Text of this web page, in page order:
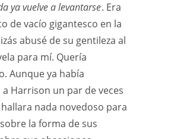
ya vuelve a levantarse. Era
de vacío gigantesco en la
abusé de su gentileza al
para mí. Quería
Aunque ya había
Harrison un par de veces
nada novedoso para
la forma de sus